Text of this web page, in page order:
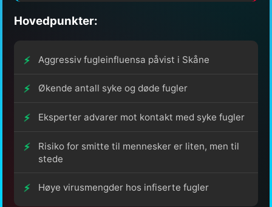
Hovedpunkter:
Aggressiv fugleinfluensa påvist i Skåne
Økende antall syke og døde fugler
Eksperter advarer mot kontakt med syke fugler
Risiko for smitte til mennesker er liten, men til
stede
Høye virusmengder hos infiserte fugler